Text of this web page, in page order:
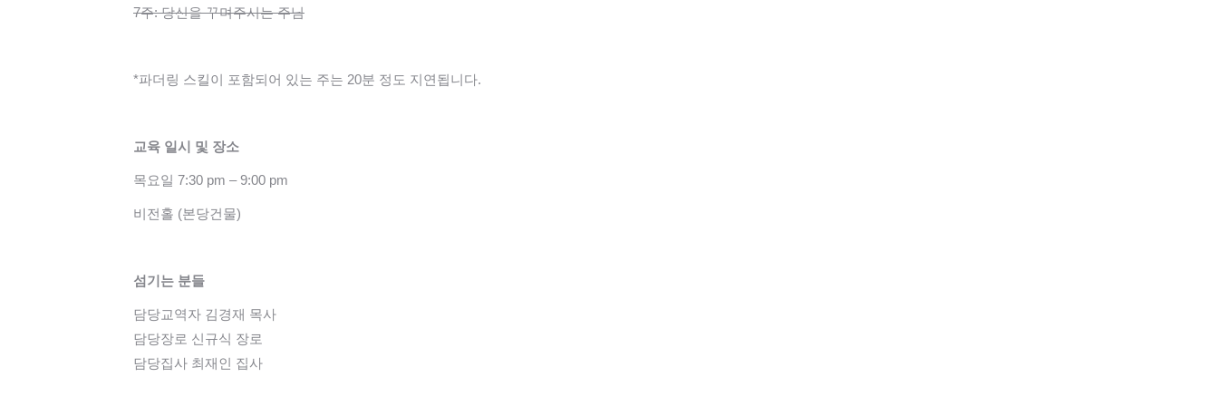
7주: 당신을 꾸며주시는 주님
*파더링 스킬이 포함되어 있는 주는 20분 정도 지연됩니다.
교육 일시 및 장소
목요일 7:30 pm – 9:00 pm
비전홀 (본당건물)
섬기는 분들
담당교역자 김경재 목사
담당장로 신규식 장로
담당집사 최재인 집사